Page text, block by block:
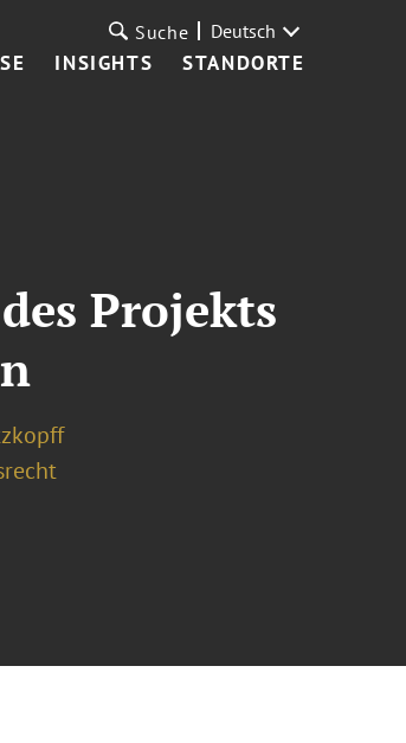
INSIGHTS STANDORTE
Suche Deutsch
Projekts